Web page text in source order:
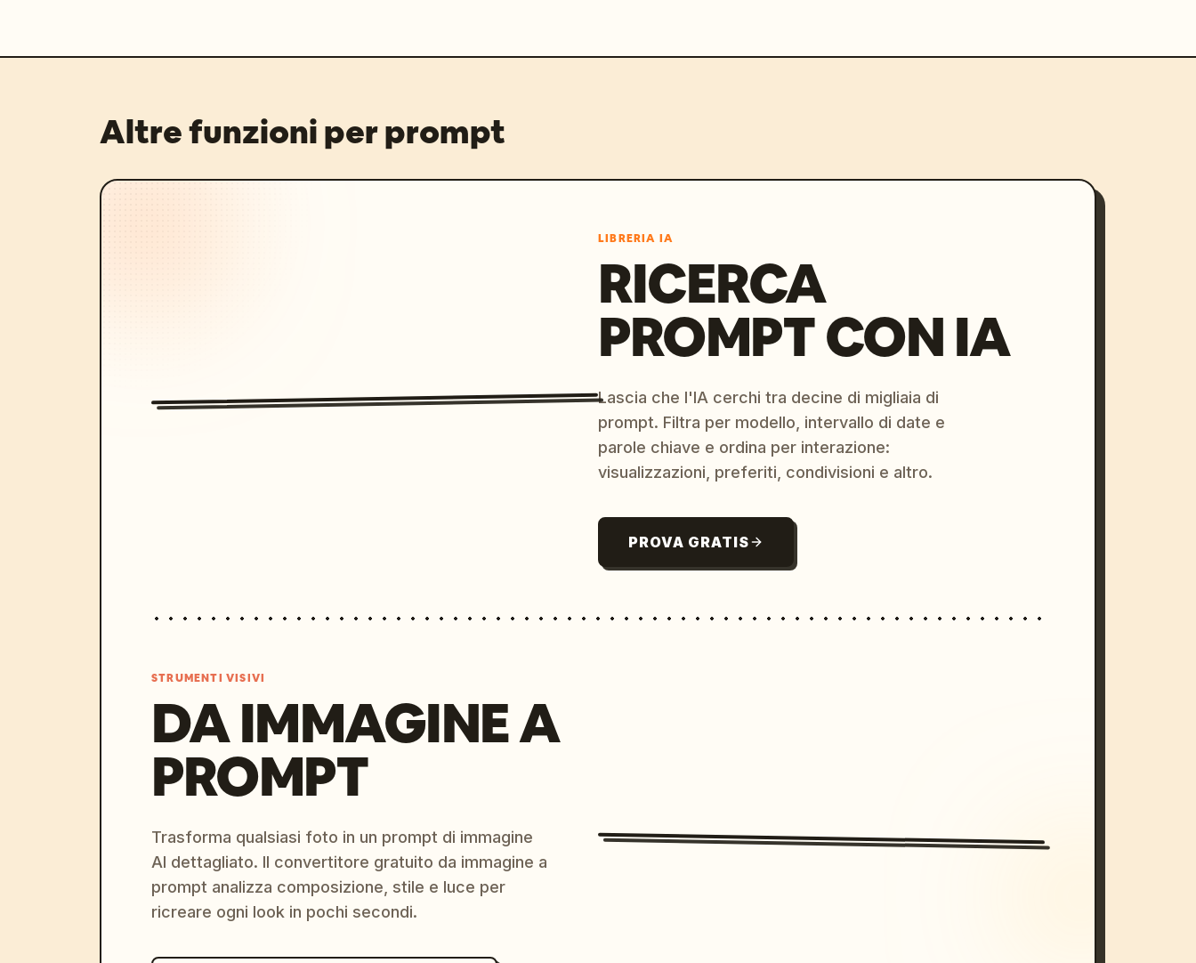
Altre funzioni per prompt
LIBRERIA IA
RICERCA
PROMPT CON IA
Lascia che l'IA cerchi tra decine di migliaia di
prompt. Filtra per modello, intervallo di date e
parole chiave e ordina per interazione:
visualizzazioni, preferiti, condivisioni e altro.
PROVA GRATIS
STRUMENTI VISIVI
DA IMMAGINE A
PROMPT
Trasforma qualsiasi foto in un prompt di immagine
AI dettagliato. Il convertitore gratuito da immagine a
prompt analizza composizione, stile e luce per
ricreare ogni look in pochi secondi.